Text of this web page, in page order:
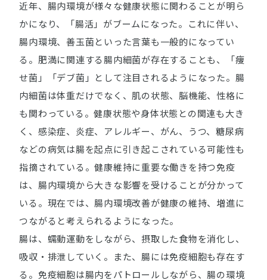
近年、腸内環境が様々な健康状態に関わることが明ら
かになり、「腸活」がブームになった。これに伴い、
腸内環境、善玉菌といった言葉も一般的になってい
る。肥満に関連する腸内細菌が存在することも、「痩
せ菌」「デブ菌」として注目されるようになった。腸
内細菌は体重だけでなく、肌の状態、脳機能、性格に
も関わっている。健康状態や身体状態との関連も大き
く、感染症、炎症、アレルギー、がん、うつ、糖尿病
などの病気は腸を起点に引き起こされている可能性も
指摘されている。健康維持に重要な働きを持つ免疫
は、腸内環境から大きな影響を受けることが分かって
いる。現在では、腸内環境改善が健康の維持、増進に
つながると考えられるようになった。
腸は、蠕動運動をしながら、摂取した食物を消化し、
吸収・排泄していく。また、腸には免疫細胞も存在す
る。免疫細胞は腸内をパトロールしながら、腸の環境